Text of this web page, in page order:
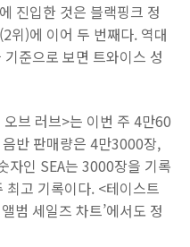
진입한 것은 블랙핑크 정
위)에 이어 두 번째다. 역대
준으로 보면 트와이스 성
브 러브>는 이번 주 4만60
반 판매량은 4만3000장,
자인 SEA는 3000장을 기록
최고 기록이다. <테이스트
범 세일즈 차트’에서도 정